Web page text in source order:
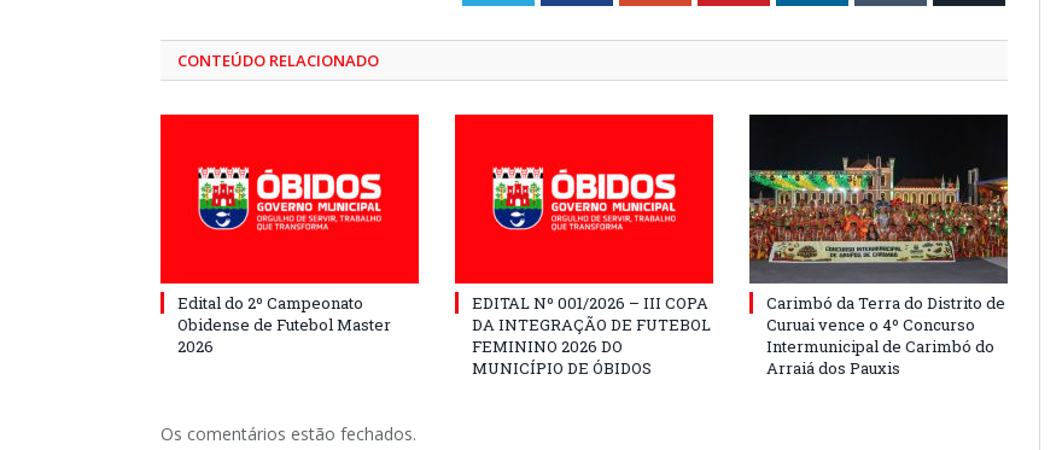
CONTEÚDO RELACIONADO
Edital do 2º Campeonato
Obidense de Futebol Master
2026
EDITAL Nº 001/2026 – III COPA
DA INTEGRAÇÃO DE FUTEBOL
FEMININO 2026 DO
MUNICÍPIO DE ÓBIDOS
Carimbó da Terra do Distrito de
Curuai vence o 4º Concurso
Intermunicipal de Carimbó do
Arraiá dos Pauxis
Os comentários estão fechados.